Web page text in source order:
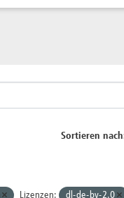
Sortieren nach
Lizenzen: dl-de-by-2.0